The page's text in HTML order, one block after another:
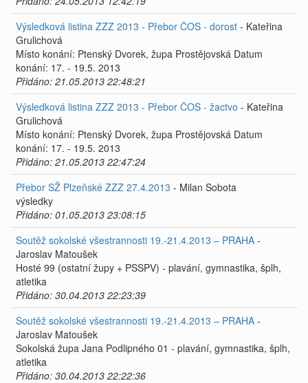
Výsledková listina ZZZ 2013 - Přebor ČOS - dorost - Kateřina
Grulichová
Místo konání: Ptenský Dvorek, župa Prostějovská Datum
konání: 17. - 19.5. 2013
Přidáno: 21.05.2013 22:48:21
Výsledková listina ZZZ 2013 - Přebor ČOS - žactvo - Kateřina
Grulichová
Místo konání: Ptenský Dvorek, župa Prostějovská Datum
konání: 17. - 19.5. 2013
Přidáno: 21.05.2013 22:47:24
Přebor SŽ Plzeňské ZZZ 27.4.2013 - Milan Sobota
výsledky
Přidáno: 01.05.2013 23:08:15
Soutěž sokolské všestrannosti 19.-21.4.2013 – PRAHA -
Jaroslav Matoušek
Hosté 99 (ostatní župy + PSSPV) - plavání, gymnastika, šplh,
atletika
Přidáno: 30.04.2013 22:23:39
Soutěž sokolské všestrannosti 19.-21.4.2013 – PRAHA -
Jaroslav Matoušek
Sokolská župa Jana Podlipného 01 - plavání, gymnastika, šplh,
atletika
Přidáno: 30.04.2013 22:22:36